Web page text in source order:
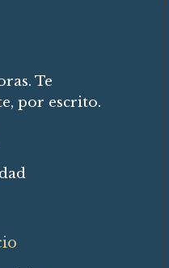
Te
por escrito.